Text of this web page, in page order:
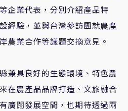
企業代表，分別介紹產品特
經驗，並與台灣參訪團就農產
農業合作等議題交換意見。
兼具良好的生態環境、特色農
在農產品品牌打造、文旅融合
廣闊發展空間，也期待透過兩